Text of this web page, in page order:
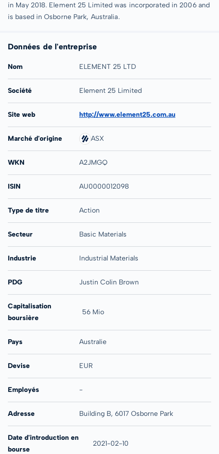
in May 2018. Element 25 Limited was incorporated in 2006 and
is based in Osborne Park, Australia.
Données de l'entreprise
Nom ELEMENT 25 LTD
Société Element 25 Limited
Site web http://www.element25.com.au
Marché d'origine ASX
WKN A2JMGQ
ISIN AU0000012098
Type de titre Action
Secteur Basic Materials
Industrie Industrial Materials
PDG Justin Colin Brown
Capitalisation
boursière
56 Mio
Pays Australie
Devise EUR
Employés -
Adresse Building B, 6017 Osborne Park
Date d'introduction en
bourse
2021-02-10